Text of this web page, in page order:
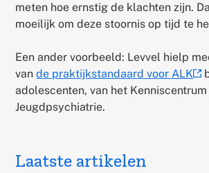
meten hoe ernstig de klachten zijn.
moeilijk om deze stoornis op tijd te
Een ander voorbeeld: Levvel hielp
vande praktijkstandaard voor ALK
adolescenten, van het Kenniscentrum
Jeugdpsychiatrie.
Laatste artikelen